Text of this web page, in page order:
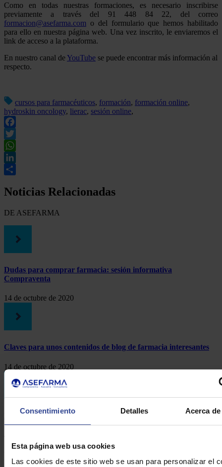
Consentimiento Detalles Acerca
Esta página web usa cookies
Las cookies de este sitio web se usan para personalizar el
Como en todas nuestras formaciones, es necesario inscribirse
previamente a través del 91 448 84 22, del correo
formacion@asefarma.com o del formulario que hemos habilitado
para ello en nuestra página web. Una vez inscrito, le enviaremos el
link de acceso a la plataforma.
En nuestro canal deYouTube se puede encontrar más información al
respecto.
cursos para farmacéuticos, formación, formación online,
hydroskin oncology, lierac, sesión online,
Facebook
Twitter
WhatsApp
LinkedIn
Noticias Relacionadas
DE ASEFARMA
Dudas para comprar farmacia: sesión informativa
Compraventa
14 de octubre de 2020
Claves para unos contenidos de blog de farmacia interesantes
14 de octubre de 2020
Próximas citas para la formación online del farmacéutico
Formulario de contacto